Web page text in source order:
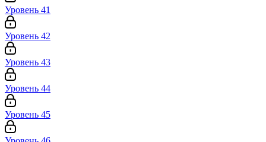
Уровень 41
Уровень 42
Уровень 43
Уровень 44
Уровень 45